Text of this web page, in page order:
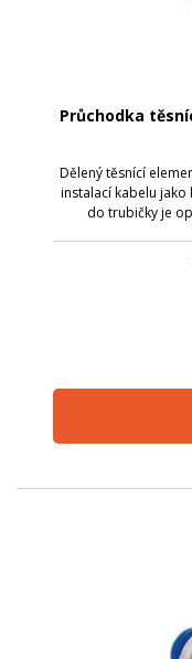
Průchodka
Dělený těsnící
instalací kabelu jako
do trubičky je